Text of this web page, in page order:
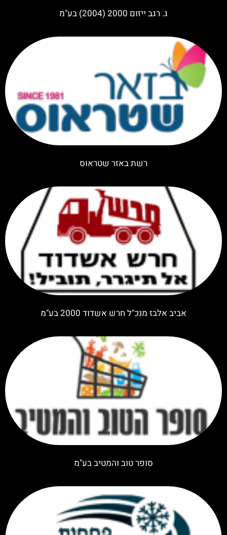
ג. רגב ייזום 2000 (2004) בע"מ
רשת באזר שטראוס
אביב אלבז מנכ"ל חרש אשדוד 2000 בע"מ
סופר טוב והמטיב בע"מ